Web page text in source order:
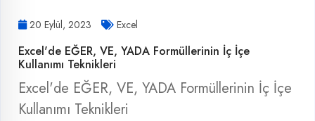
20 Eylül, 2023 Excel
Excel'de EĞER, VE, YADA Formüllerinin İç İçe
Kullanımı Teknikleri
Excel'de EĞER, VE, YADA Formüllerinin İç İçe
Kullanımı Teknikleri